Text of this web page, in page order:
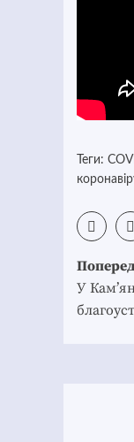
Теги:
Post
У